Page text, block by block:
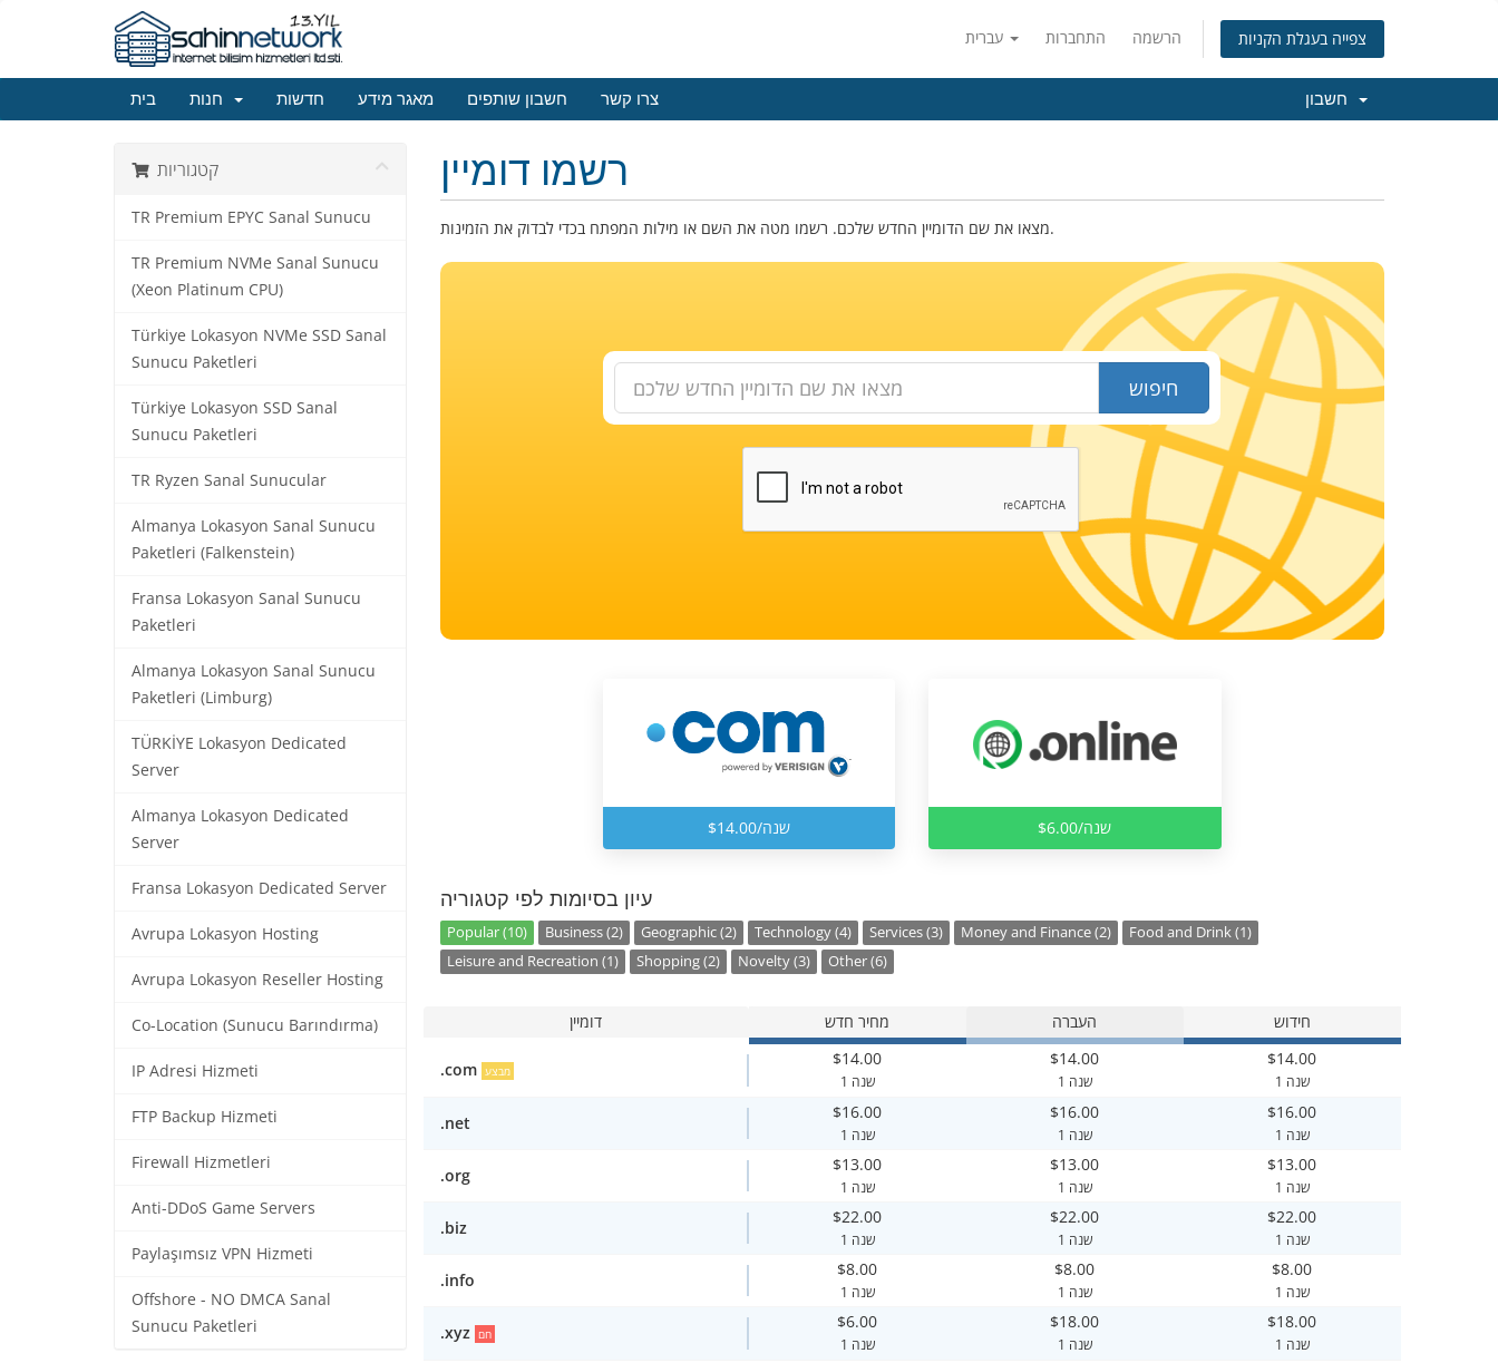
התחברות הרשמה צפייה בעגלת הקניות
בית חדשות מאגר מידע חשבון שותפים צרו קשר
קטגוריות
TR Premium EPYC Sanal Sunucu
TR Premium NVMe Sanal Sunucu
(Xeon Platinum CPU)
Türkiye Lokasyon NVMe SSD Sanal
Sunucu Paketleri
Türkiye Lokasyon SSD Sanal
Sunucu Paketleri
TR Ryzen Sanal Sunucular
Almanya Lokasyon Sanal Sunucu
Paketleri (Falkenstein)
Fransa Lokasyon Sanal Sunucu
Paketleri
Almanya Lokasyon Sanal Sunucu
Paketleri (Limburg)
TÜRKİYE Lokasyon Dedicated
Server
Almanya Lokasyon Dedicated
Server
Fransa Lokasyon Dedicated Server
Avrupa Lokasyon Hosting
Avrupa Lokasyon Reseller Hosting
Co-Location (Sunucu Barındırma)
IP Adresi Hizmeti
FTP Backup Hizmeti
Firewall Hizmetleri
Anti-DDoS Game Servers
Paylaşımsız VPN Hizmeti
Offshore - NO DMCA Sanal
Sunucu Paketleri
רשמו דומיין
מצאו את שם הדומיין החדש שלכם. רשמו מטה את השם או מילות המפתח בכדי לבדוק את הזמינות.
חיפוש
$14.00/שנה $6.00/שנה
עיון בסיומות לפי קטגוריה
Popular (10) Business (2) Geographic (2) Technology (4) Services (3) Money and Finance (2)
Food and Drink (1)
Leisure and Recreation (1)
Shopping (2) Novelty (3) Other (6)
דומיין מחיר חדש העברה חידוש
.com מבצע
$14.00
1 שנה
$14.00
1 שנה
$14.00
1 שנה
.net
$16.00
1 שנה
$16.00
1 שנה
$16.00
1 שנה
.org
$13.00
1 שנה
$13.00
1 שנה
$13.00
1 שנה
.biz
$22.00
1 שנה
$22.00
1 שנה
$22.00
1 שנה
.info
$8.00
1 שנה
$8.00
1 שנה
$8.00
1 שנה
.xyz חם
$6.00
1 שנה
$18.00
1 שנה
$18.00
1 שנה